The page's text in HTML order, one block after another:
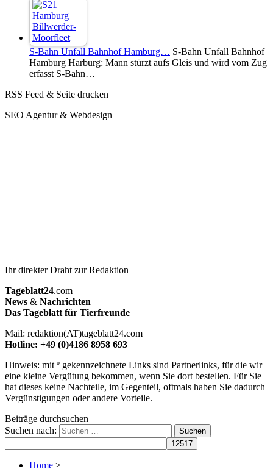
S-Bahn Unfall Bahnhof Hamburg… S-Bahn Unfall Bahnhof
Hamburg Harburg: Mann stürzt aufs Gleis und wird vom Zug
erfasst S-Bahn…
RSS Feed & Seite drucken
SEO Agentur & Webdesign
Ihr direkter Draht zur Redaktion
Tageblatt24.com
News & Nachrichten
Das Tageblatt für Tierfreunde
Mail: redaktion(AT)tageblatt24.com
Hotline: +49 (0)4186 8958 693
Hinweis: mit º gekennzeichnete Links sind Partnerlinks, für die wir
eine kleine Vergütung bekommen, wenn Sie dort bestellen. Für Sie
hat dieses keine Nachteile, im Gegenteil, oftmals haben Sie dadurch
Vergünstigungen oder andere Vorteile.
Beiträge durchsuchen
Suchen nach:
Home >